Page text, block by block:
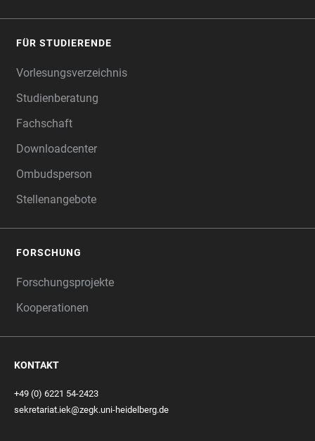
FÜR STUDIERENDE
Vorlesungsverzeichnis
Studienberatung
Fachschaft
Downloadcenter
Ombudsperson
Stellenangebote
FORSCHUNG
Forschungsprojekte
Kooperationen
KONTAKT
+49 (0) 6221 54-2423
sekretariat.iek@zegk.uni-heidelberg.de